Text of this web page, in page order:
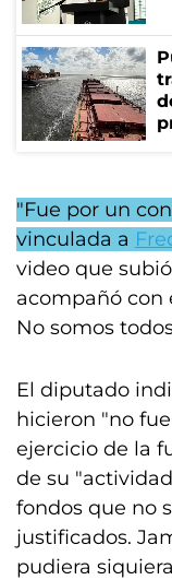
"Fue por un
vinculada a
video que
acompañó con
No somos
El diputado
hicieron "no
ejercicio de la
de su
fondos que no
justificados.
pudiera